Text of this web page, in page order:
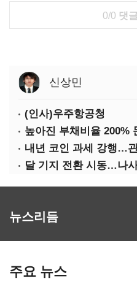
0/0 댓
신상민
(인사)우주항공청
달 기지 전환 시동…나
뉴스리듬
주요 뉴스